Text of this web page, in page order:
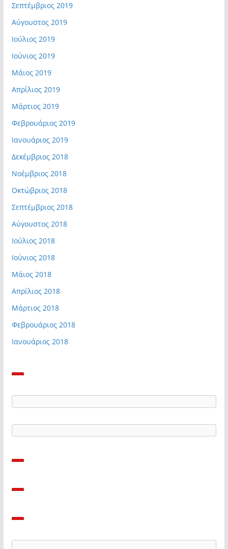
Σεπτέμβριος 2019
Αύγουστος 2019
Ιούλιος 2019
Ιούνιος 2019
Μάιος 2019
Απρίλιος 2019
Μάρτιος 2019
Φεβρουάριος 2019
Ιανουάριος 2019
Δεκέμβριος 2018
Νοέμβριος 2018
Οκτώβριος 2018
Σεπτέμβριος 2018
Αύγουστος 2018
Ιούλιος 2018
Ιούνιος 2018
Μάιος 2018
Απρίλιος 2018
Μάρτιος 2018
Φεβρουάριος 2018
Ιανουάριος 2018